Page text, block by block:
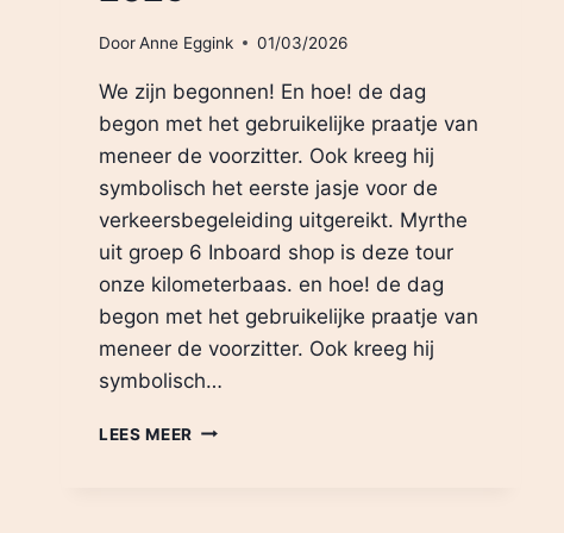
DoorAnne Eggink 01/03/2026
We zijn begonnen! En hoe! de dag
begon met het gebruikelijke praatje van
meneer de voorzitter. Ook kreeg hij
symbolisch het eerste jasje voor de
verkeersbegeleiding uitgereikt. Myrthe
uit groep 6 Inboard shop is deze tour
onze kilometerbaas. en hoe! de dag
begon met het gebruikelijke praatje van
meneer de voorzitter. Ook kreeg hij
symbolisch…
LEES MEER MAANDAG